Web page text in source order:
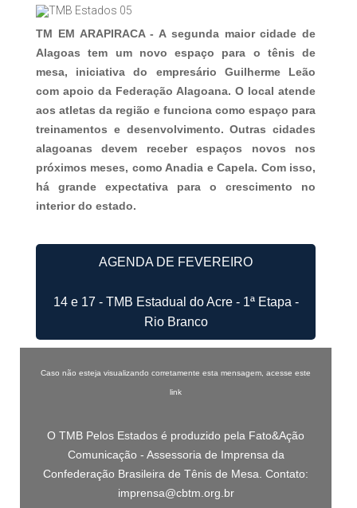
TM EM ARAPIRACA - A segunda maior cidade de
Alagoas tem um novo espaço para o tênis de
mesa, iniciativa do empresário Guilherme Leão
com apoio da Federação Alagoana. O local atende
aos atletas da região e funciona como espaço para
treinamentos e desenvolvimento. Outras cidades
alagoanas devem receber espaços novos nos
próximos meses, como Anadia e Capela. Com isso,
há grande expectativa para o crescimento no
interior do estado.
AGENDA DE FEVEREIRO
14 e 17 - TMB Estadual do Acre - 1ª Etapa -
Rio Branco
Caso não esteja visualizando corretamente esta mensagem, acesse este
link
O TMB Pelos Estados é produzido pela Fato&Ação
Comunicação - Assessoria de Imprensa da
Confederação Brasileira de Tênis de Mesa. Contato:
imprensa@cbtm.org.br